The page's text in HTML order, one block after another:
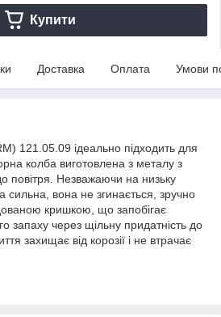
Купити
Доставка Оплата Умови
121.05.09 ідеально підходить для
колба виготовлена з металу з
повітря. Незважаючи на низьку
сильна, вона не згинається, зручно
кришкою, що запобігає
через щільну придатність до
захищає від корозії і не втрачає